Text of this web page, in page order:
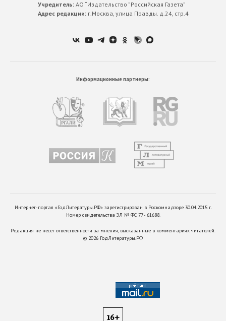
Учредитель:АО “Издательство ”Российская Газета”
Адрес редакции:г.Москва, улица Правды. д.24, стр.4
Информационные партнеры:
Интернет-портал «ГодЛитературы.РФ» зарегистрирован в Роскомнадзоре 30.04.2015 г.
Номер свидетельства ЭЛ № ФС 77 - 61688.
Редакция не несет ответственности за мнения, высказанные в комментариях читателей.
© 2026 ГодЛитературы.РФ
16+